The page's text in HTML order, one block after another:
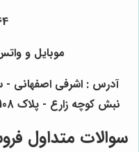
موبایل و واتس آپ :
آدرس : اشرفی اصفهانی -
نبش کوچه زارع - پلاک 108 - نمایشگاه و شرکت دنیای خودرو
سوالات متداول